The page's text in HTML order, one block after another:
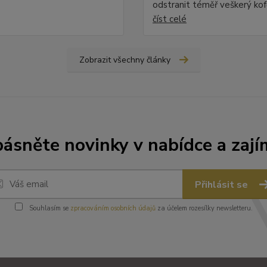
odstranit téměř veškerý
číst celé
Zobrazit všechny články
novinky v nabídce a
Přihlásit se
Souhlasím se zpracováním osobních údajůza účelem rozesílky newsletteru.